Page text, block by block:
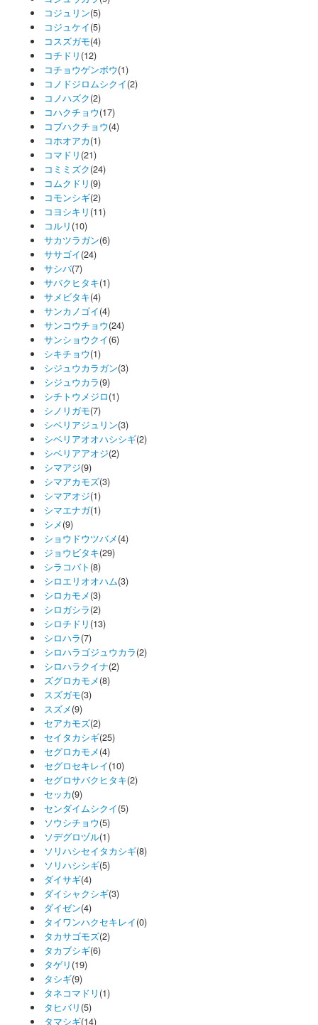
コジュリン(5)
コジュケイ(5)
コスズガモ(4)
コチドリ (12)
コチョウゲンボウ(1)
コノドジロムシクイ(2)
コノハズク(2)
コハクチョウ(17)
コブハクチョウ(4)
コホオアカ(1)
コマドリ (21)
コミミズク(24)
コムクドリ (9)
コモンシギ(2)
コヨシキリ (11)
コルリ (10)
サカツラガン(6)
ササゴイ(24)
サシバ(7)
サバクヒタキ(1)
サメビタキ(4)
サンカノゴイ(4)
サンコウチョウ(24)
サンショウクイ(6)
シキチョウ(1)
シジュウカラガン(3)
シジュウカラ(9)
シチトウメジロ(1)
シノリガモ(7)
シベリアジュリン(3)
シベリアオオハシシギ(2)
シベリアアオジ(2)
シマアジ(9)
シマアカモズ(3)
シマアオジ(1)
シマエナガ(1)
シメ(9)
ショウドウツバメ(4)
ジョウビタキ(29)
シラコバト (8)
シロエリオオハム(3)
シロカモメ(3)
シロガシラ(2)
シロチドリ (13)
シロハラ(7)
シロハラゴジュウカラ(2)
シロハラクイナ(2)
ズグロカモメ(8)
スズガモ(3)
スズメ(9)
セアカモズ(2)
セイタカシギ(25)
セグロカモメ(4)
セグロセキレイ(10)
セグロサバクヒタキ(2)
セッカ(9)
センダイムシクイ(5)
ソウシチョウ(5)
ソデグロヅル(1)
ソリハシセイタカシギ(8)
ソリハシシギ(5)
ダイサギ(4)
ダイシャクシギ(3)
ダイゼン(4)
タイワンハクセキレイ(0)
タカサゴモズ(2)
タカブシギ(6)
タゲリ (19)
タシギ(9)
タネコマドリ (1)
タヒバリ (5)
タマシギ(14)